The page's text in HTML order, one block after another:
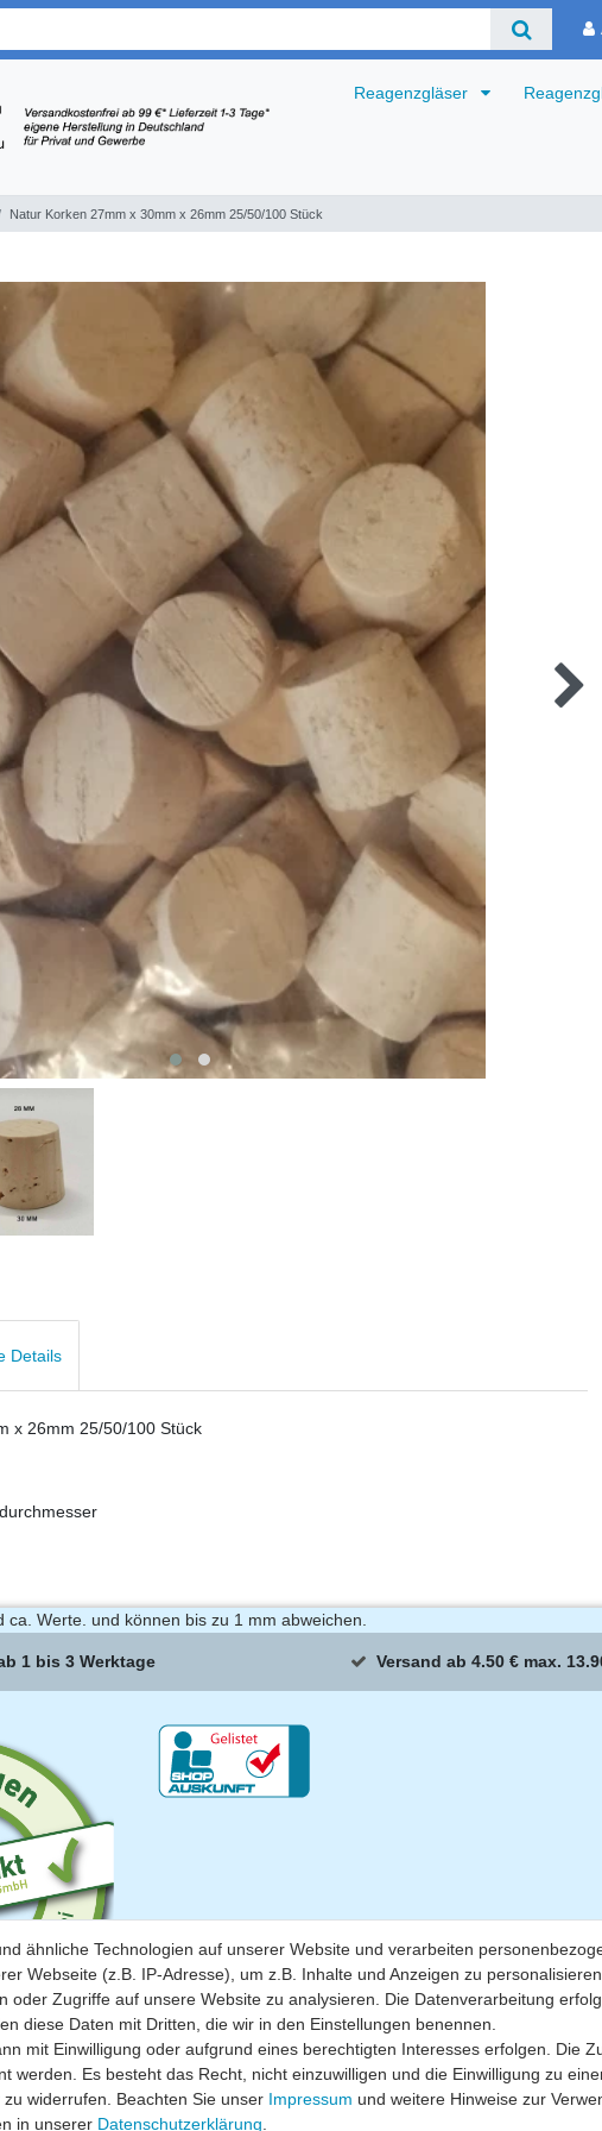
Reagenzgläser
Natur Korken 27mm x 30mm x 26mm 25/50/100 Stück
Details
x 26mm 25/50/100 Stück
Werte. und können bis zu 1 mm abweichen.
1 bis 3 Werktage Versand ab 4.50 € max.
ähnliche Technologien auf unserer Website und verarbeiten
Webseite (z.B. IP-Adresse), um z.B. Inhalte und Anzeigen zu
oder Zugriffe auf unsere Website zu analysieren. Die Datenverarbeitung
diese Daten mit Dritten, die wir in den Einstellungen benennen.
mit Einwilligung oder aufgrund eines berechtigten Interesses erfolgen. Die
werden. Es besteht das Recht, nicht einzuwilligen und die Einwilligung zu
widerrufen. Beachten Sie unser Impressum und weitere Hinweise zur
in unserer Daten­schutz­erklärung